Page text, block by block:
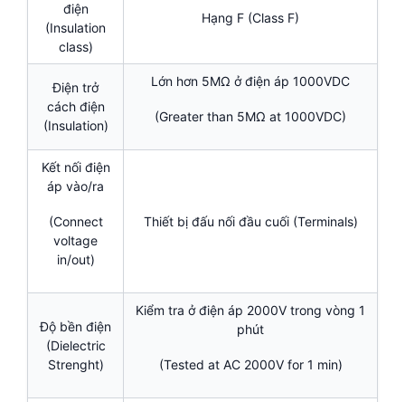
điện
(Insulation
class)
Hạng F (Class F)
Điện trở
cách điện
(Insulation)
Lớn hơn 5MΩ ở điện áp 1000VDC
(Greater than 5MΩ at 1000VDC)
Kết nối điện
áp vào/ra
(Connect
voltage
in/out)
Thiết bị đấu nối đầu cuối (Terminals)
Độ bền điện
(Dielectric
Strenght)
Kiểm tra ở điện áp 2000V trong vòng 1
phút
(Tested at AC 2000V for 1 min)